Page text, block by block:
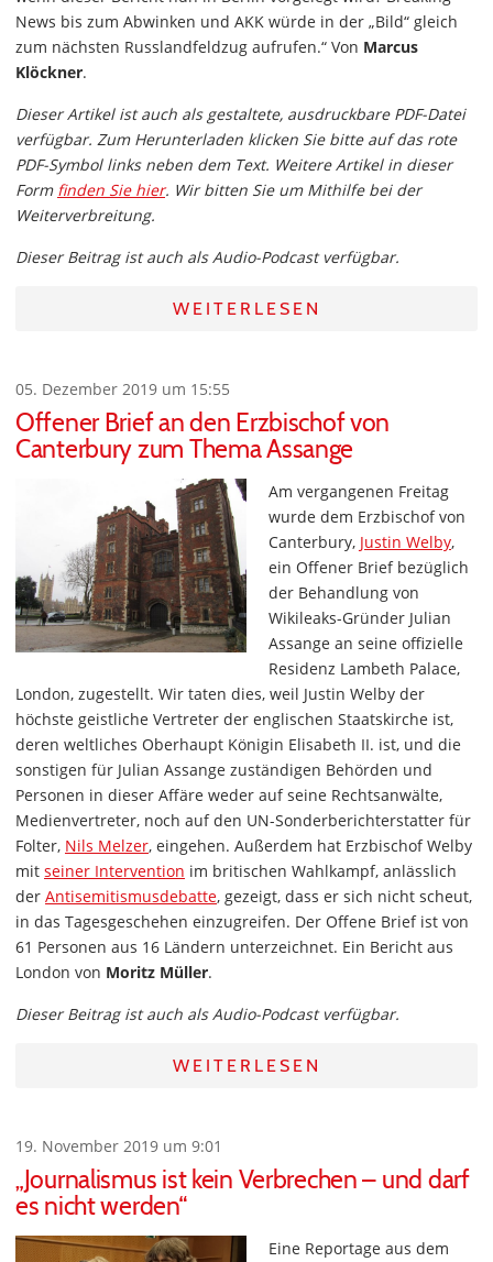
News bis zum Abwinken und AKK würde in der „Bild“ gleich
zum nächsten Russlandfeldzug aufrufen.“ Von Marcus
Klöckner.
Dieser Artikel ist auch als gestaltete, ausdruckbare PDF-Datei
verfügbar. Zum Herunterladen klicken Sie bitte auf das rote
PDF-Symbol links neben dem Text. Weitere Artikel in dieser
Form finden Sie hier. Wir bitten Sie um Mithilfe bei der
Weiterverbreitung.
Dieser Beitrag ist auch als Audio-Podcast verfügbar.
WEITERLESEN
05. Dezember 2019 um 15:55
Offener Brief an den Erzbischof von
Canterbury zum Thema Assange
Am vergangenen Freitag
wurde dem Erzbischof von
Canterbury, Justin Welby,
ein Offener Brief bezüglich
der Behandlung von
Wikileaks-Gründer Julian
Assange an seine offizielle
Residenz Lambeth Palace,
London, zugestellt. Wir taten dies, weil Justin Welby der
höchste geistliche Vertreter der englischen Staatskirche ist,
deren weltliches Oberhaupt Königin Elisabeth II. ist, und die
sonstigen für Julian Assange zuständigen Behörden und
Personen in dieser Affäre weder auf seine Rechtsanwälte,
Medienvertreter, noch auf den UN-Sonderberichterstatter für
Folter, Nils Melzer, eingehen. Außerdem hat Erzbischof Welby
mit seiner Intervention im britischen Wahlkampf, anlässlich
der Antisemitismusdebatte, gezeigt, dass er sich nicht scheut,
in das Tagesgeschehen einzugreifen. Der Offene Brief ist von
61 Personen aus 16 Ländern unterzeichnet. Ein Bericht aus
London von Moritz Müller.
Dieser Beitrag ist auch als Audio-Podcast verfügbar.
WEITERLESEN
19. November 2019 um 9:01
„Journalismus ist kein Verbrechen – und darf
es nicht werden“
Eine Reportage aus dem